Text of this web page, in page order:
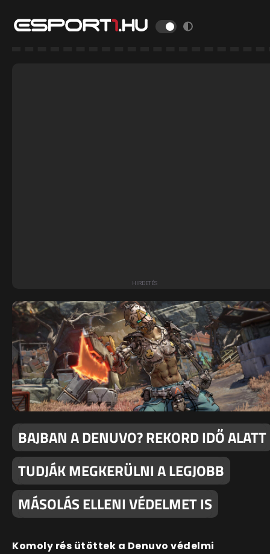
BAJBAN A DENUVO? REKORD IDŐ ALATT
TUDJÁK MEGKERÜLNI A LEGJOBB
MÁSOLÁS ELLENI VÉDELMET IS
Komoly rés ütöttek a Denuvo védelmi